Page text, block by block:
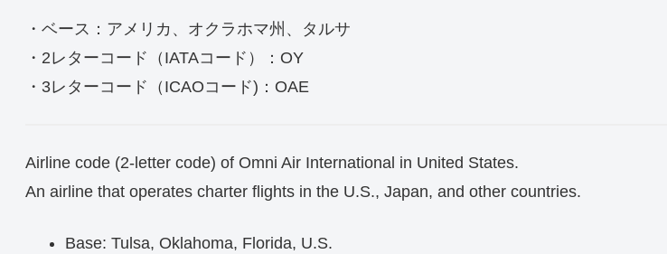
・ベース：アメリカ、オクラホマ州、タルサ
・2レターコード（IATAコード）：OY
・3レターコード（ICAOコード)：OAE
Airline code (2-letter code) of Omni Air International in United States.
An airline that operates charter flights in the U.S., Japan, and other countries.
Base: Tulsa, Oklahoma, Florida, U.S.